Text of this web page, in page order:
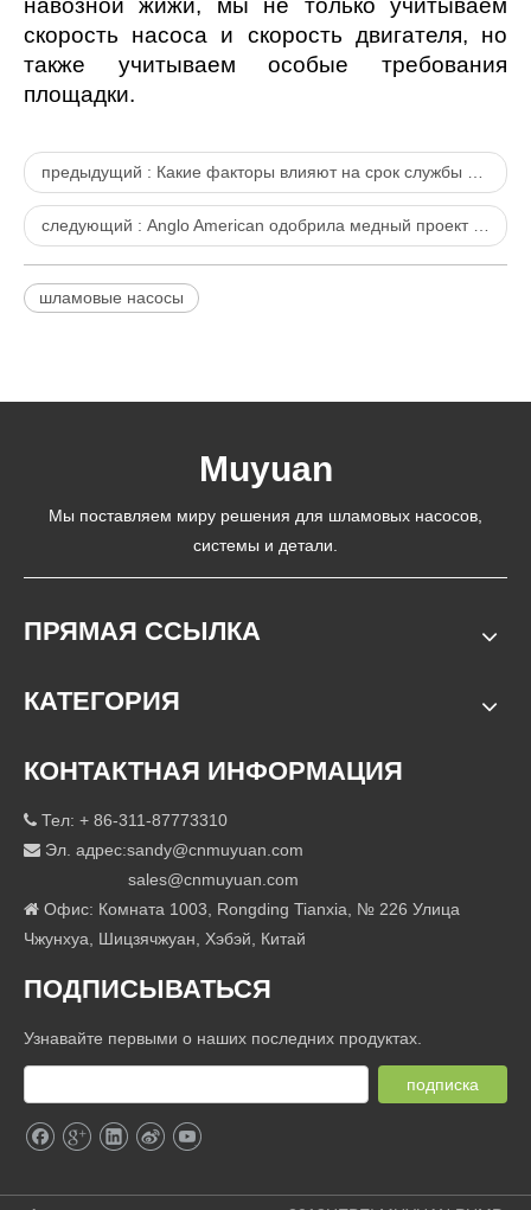
скорость насоса и скорость двигателя, но
также учитываем особые требования
площадки.
предыдущий : Какие факторы влияют на срок службы шламового насоса?
следующий : Anglo American одобрила медный проект стоимостью 5 миллиардов долларов в Перу
шламовые насосы
Muyuan
Мы поставляем миру решения для шламовых насосов,
системы и детали.
ПРЯМАЯ ССЫЛКА
КАТЕГОРИЯ
КОНТАКТНАЯ ИНФОРМАЦИЯ
 Тел: + 86-311-87773310
 Эл. адрес:sandy@cnmuyuan.com
sales@cnmuyuan.com
 Офис: Комната 1003, Rongding Tianxia, ​​№ 226 Улица
Чжунхуа, Шицзячжуан, Хэбэй, Китай
ПОДПИСЫВАТЬСЯ
Узнавайте первыми о наших последних продуктах.
подписка